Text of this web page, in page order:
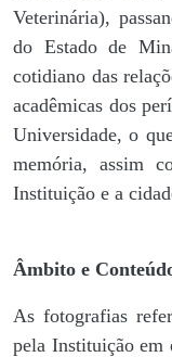
Veterinária),
do Estado de
cotidiano das
acadêmicas dos
Universidade, o
memória, assim
Instituição e a
Âmbito e
As fotografias
pela Instituição em